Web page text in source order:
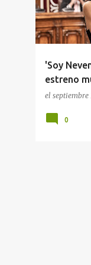
r
a
d
'Soy
estreno
Sebastián
el septiembre
0